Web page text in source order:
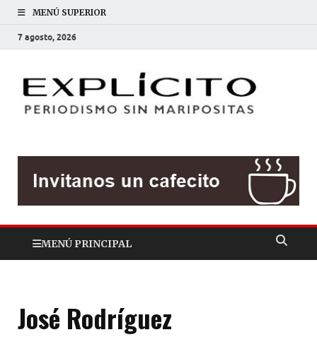
MENÚ SUPERIOR
7 agosto, 2026
MENÚ PRINCIPAL
José Rodríguez